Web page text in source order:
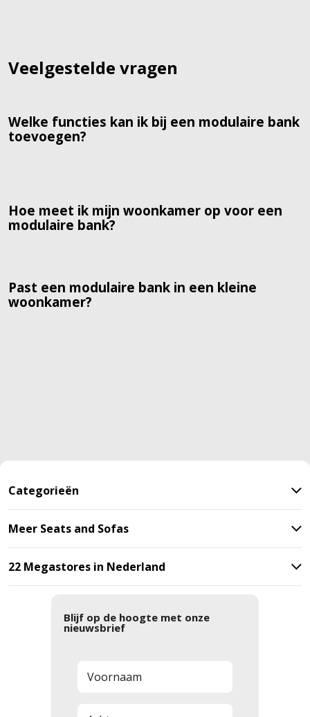
Veelgestelde vragen
Welke functies kan ik bij een modulaire bank
toevoegen?
Hoe meet ik mijn woonkamer op voor een
modulaire bank?
Past een modulaire bank in een kleine
woonkamer?
Categorieën
Meer Seats and Sofas
22 Megastores in Nederland
Blijf op de hoogte met onze
nieuwsbrief